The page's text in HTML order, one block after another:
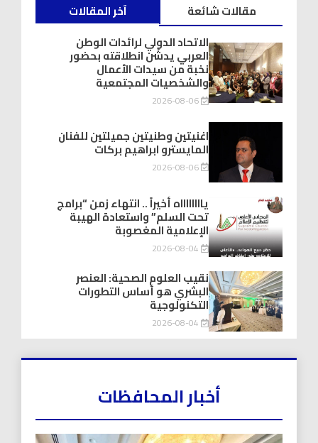
آخر المقالات
مقالات شائعة
الاتحاد الدولي لرائدات الوطن
العربي يدشّن انطلاقته بحضور
نخبة من سيدات الأعمال
والشخصيات المجتمعية
2026-08-06
اغنيتين وطنيتين جميلتين للفنان
المايسترو ابراهيم بركات
2026-08-06
يااااااااه أخيراً .. انتهاء زمن “برامج
تحت السلم” واستعادة الهيبة
الإعلامية المغصوبة
2026-08-04
نقيب العلوم الصحية: العنصر
البشري هو أساس التطورات
التكنولوجية
2026-08-04
أخبار المحافظات